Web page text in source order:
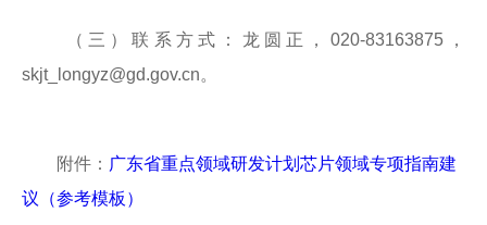
（三）联系方式：龙圆正，020-83163875，
skjt_longyz@gd.gov.cn。
附件： 广东省重点领域研发计划芯片领域专项指南建
议（参考模板）